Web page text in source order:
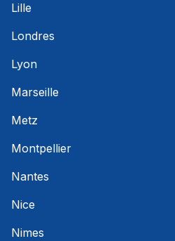
Lille
Londres
Lyon
Marseille
Metz
Montpellier
Nantes
Nice
Nimes